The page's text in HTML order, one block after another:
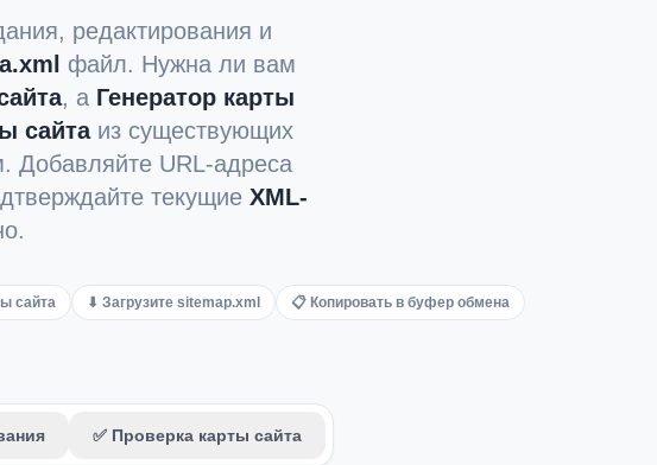
редактирования и
файл. Нужна ли вам
, а Генератор карты
сайтаиз существующих
Добавляйте URL-адреса
текущие XML-
сайта ⬇ Загрузите sitemap.xml 📋 Копировать в буфер обмена
✅ Проверка карты сайта